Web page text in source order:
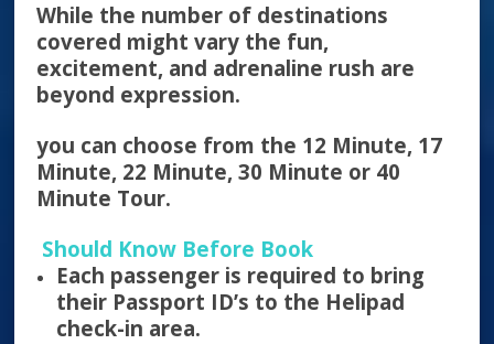
While the number of destinations
covered might vary the fun,
excitement, and adrenaline rush are
beyond expression.
you can choose from the 12 Minute, 17
Minute, 22 Minute, 30 Minute or 40
Minute Tour.
Should Know Before Book
Each passenger is required to bring
their Passport ID’s to the Helipad
check-in area.